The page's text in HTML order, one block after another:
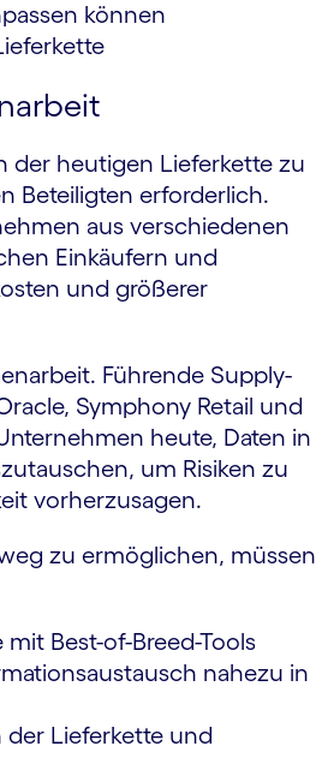
können
der heutigen Lieferkette zu
Beteiligten erforderlich.
aus verschiedenen
Einkäufern und
und größerer
Führende Supply-
Symphony Retail und
heute, Daten in
um Risiken zu
vorherzusagen.
zu ermöglichen, müssen
Best-of-Breed-Tools
nahezu in
Lieferkette und